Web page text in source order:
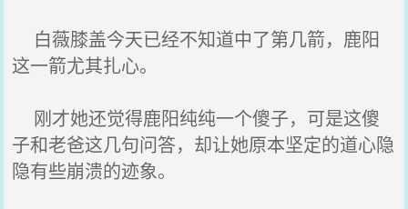
白薇膝盖今天已经不知道中了第几箭，鹿阳
这一箭尤其扎心。
刚才她还觉得鹿阳纯纯一个傻子，可是这傻
子和老爸这几句问答，却让她原本坚定的道心隐
隐有些崩溃的迹象。